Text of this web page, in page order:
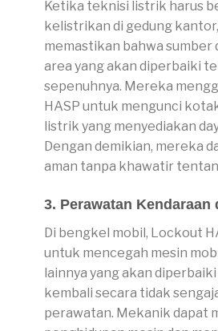
Ketika teknisi listrik harus
kelistrikan di gedung
memastikan bahwa sumber
area yang akan diperbaiki
sepenuhnya. Mereka
HASP untuk mengunci
listrik yang menyediakan
Dengan demikian, mereka
aman tanpa khawatir
3. Perawatan Kendaraan
Di bengkel mobil, Lockout
untuk mencegah mesin
lainnya yang akan
kembali secara tidak
perawatan. Mekanik dapat